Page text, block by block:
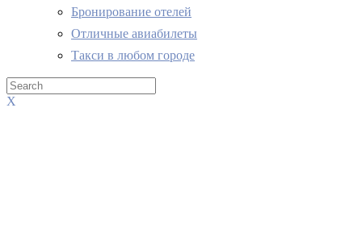
Бронирование отелей
Отличные авиабилеты
Такси в любом городе
X